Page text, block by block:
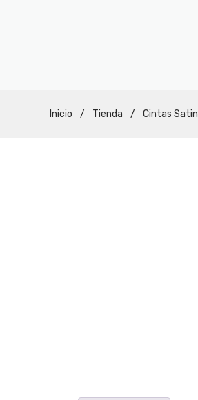
Inicio / Tienda / Cintas Satin